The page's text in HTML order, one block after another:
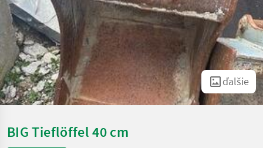
ďalšie
BIG Tieflöffel 40 cm